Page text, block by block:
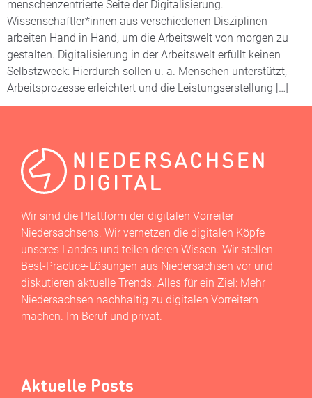
menschenzentrierte Seite der Digitalisierung.
Wissenschaftler*innen aus verschiedenen Disziplinen
arbeiten Hand in Hand, um die Arbeitswelt von morgen zu
gestalten. Digitalisierung in der Arbeitswelt erfüllt keinen
Selbstzweck: Hierdurch sollen u. a. Menschen unterstützt,
Arbeitsprozesse erleichtert und die Leistungserstellung […]
Wir sind die Plattform der digitalen Vorreiter
Niedersachsens. Wir vernetzen die digitalen Köpfe
unseres Landes und teilen deren Wissen. Wir stellen
Best-Practice-Lösungen aus Niedersachsen vor und
diskutieren aktuelle Trends. Alles für ein Ziel: Mehr
Niedersachsen nachhaltig zu digitalen Vorreitern
machen. Im Beruf und privat.
Aktuelle Posts